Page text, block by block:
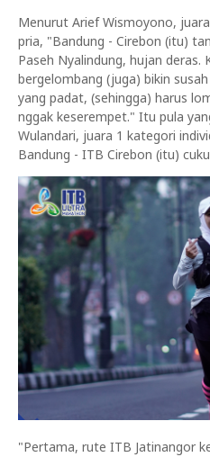
Menurut Arief Wismoyono,
pria, "Bandung - Cirebon (itu)
Paseh Nyalindung, hujan deras.
bergelombang (juga) bikin
yang padat, (sehingga) harus
nggak keserempet." Itu pula
Wulandari, juara 1 kategori
Bandung - ITB Cirebon (itu)
"Pertama, rute ITB Jatinangor